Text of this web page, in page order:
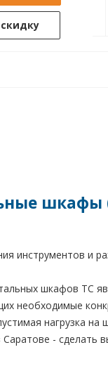
шкафы
инструментов и
шкафов TC
необходимые
нагрузка
- сделать